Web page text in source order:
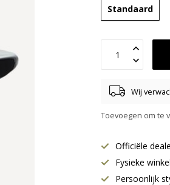
Standaard
Wij
Toevoegen om te
Officiële
Fysieke
Persoonlijk